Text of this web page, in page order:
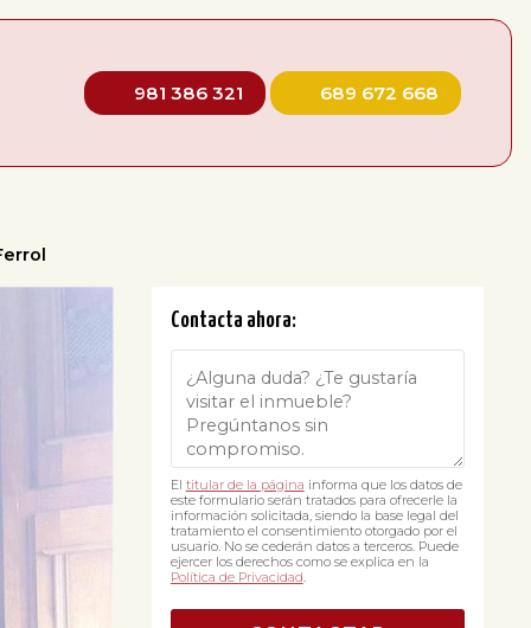
981 386 321 689 672 668
Contacta ahora:
El titular de la página informa que los datos de
este formulario serán tratados para ofrecerle la
información solicitada, siendo la base legal del
tratamiento el consentimiento otorgado por el
usuario. No se cederán datos a terceros. Puede
ejercer los derechos como se explica en la
Política de Privacidad.